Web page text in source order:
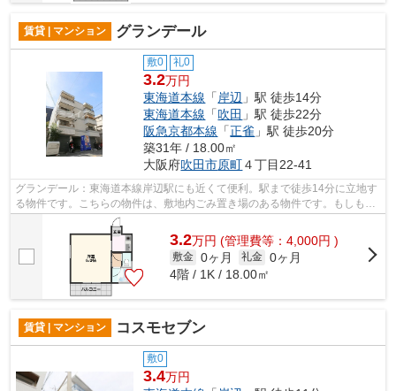
賃貸 | マンション グランデール
敷0 礼0
3.2万円
東海道本線 「岸辺 」駅 徒歩14分
東海道本線 「吹田 」駅 徒歩22分
阪急京都本線 「正雀 」駅 徒歩20分
築31年 / 18.00㎡
大阪府吹田市原町４丁目22-41
グランデール：東海道本線岸辺駅にも近くて便利。駅まで徒歩14分に立地す
る物件です。こちらの物件は、敷地内ごみ置き場のある物件です。もしもの
ときの地震にも心強い鉄骨造物件。ミ...
3.2万円 (管理費等：4,000円 )
敷金 0ヶ月 礼金 0ヶ月
4階 / 1K / 18.00㎡
賃貸 | マンション コスモセブン
敷0
3.4万円